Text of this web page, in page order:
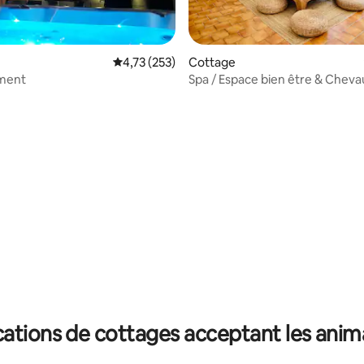
base de 149 commentaires : 4,77 sur 5
Évaluation moyenne sur la base de 253
4,73 (253)
Cottage
Spa / Espace bien être &
de cottages acceptant les